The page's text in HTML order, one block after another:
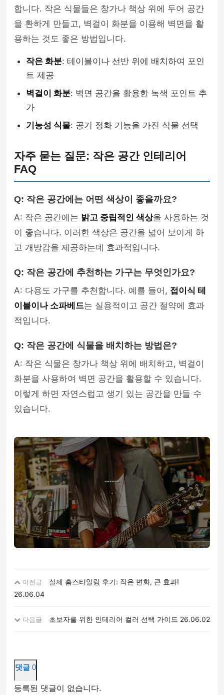
합니다. 작은 식물들은 창가나 책상 위에 두어 공간
을 환하게 만들고, 벽걸이 화분을 이용해 벽면을 활
용하는 것도 좋은 방법입니다.
작은 화분: 테이블이나 선반 위에 배치하여 포인
트 제공
벽걸이 화분: 벽면 공간을 활용한 녹색 포인트 추
가
기능성 식물: 공기 정화 기능을 가진 식물 선택
자주 묻는 질문: 작은 공간 인테리어
FAQ
Q: 작은 공간에는 어떤 색상이 좋을까요?
A: 작은 공간에는 밝고 중립적인 색상을 사용하는 것
이 좋습니다. 이러한 색상은 공간을 넓어 보이게 하
고 개방감을 제공하는데 효과적입니다.
Q: 작은 공간에 추천하는 가구는 무엇인가요?
A: 다용도 가구를 추천합니다. 예를 들어, 접이식 테
이블이나 소파베드는 실용적이고 공간 절약에 효과
적입니다.
Q: 작은 공간에 식물을 배치하는 방법은?
A: 작은 식물은 창가나 책상 위에 배치하고, 벽걸이
화분을 사용하여 벽면 공간을 활용할 수 있습니다.
이렇게 하면 자연스럽고 생기 있는 공간을 만들 수
있습니다.
이전글
실제 홈스타일링 후기: 작은 변화, 큰 효과!
26.06.04
다음글 초보자를 위한 인테리어 컬러 선택 가이드 26.06.02
댓글 0
등록된 댓글이 없습니다.